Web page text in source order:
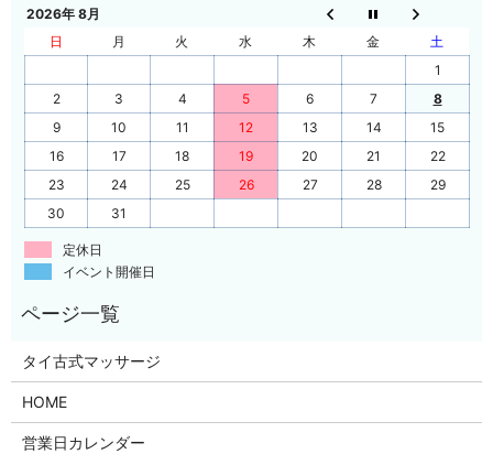
2026年 8月
日
月 火 水 木 金
土
1
2
3 4 5 6 7
8
9
10 11 12 13 14
15
16
17 18 19 20 21
22
23
24 25 26 27 28
29
30
31
定休日
イベント開催日
タイ古式マッサージ
HOME
営業日カレンダー